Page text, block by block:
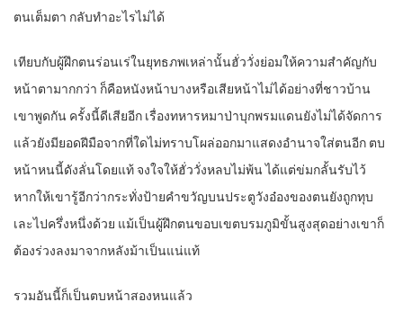
ตนเต็มตา กลับทำอะไรไม่ได้
เทียบกับผู้ฝึกตนร่อนเร่ในยุทธภพเหล่านั้นฮั่ววั่งย่อมให้ความสำคัญกับ
หน้าตามากกว่า ก็คือหนังหน้าบางหรือเสียหน้าไม่ได้อย่างที่ชาวบ้าน
เขาพูดกัน ครั้งนี้ดีเสียอีก เรื่องทหารหมาป่าบุกพรมแดนยังไม่ได้จัดการ
แล้วยังมียอดฝีมือจากที่ใดไม่ทราบโผล่ออกมาแสดงอำนาจใส่ตนอีก ตบ
หน้าหนนี้ดังลั่นโดยแท้ จงใจให้ฮั่ววั่งหลบไม่พ้น ได้แต่ข่มกลั้นรับไว้
หากให้เขารู้อีกว่ากระทั่งป้ายคำขวัญบนประตูวังอ๋องของตนยังถูกทุบ
เละไปครึ่งหนึ่งด้วย แม้เป็นผู้ฝึกตนขอบเขตบรมภูมิขั้นสูงสุดอย่างเขาก็
ต้องร่วงลงมาจากหลังม้าเป็นแน่แท้
รวมอันนี้ก็เป็นตบหน้าสองหนแล้ว